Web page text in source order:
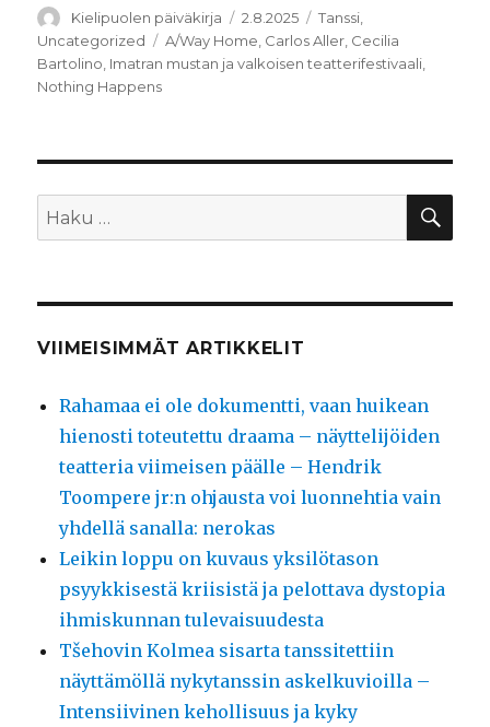
Kirjoittaja
Kielipuolen päiväkirja Julkaistu
2.8.2025 Kategoriat
Tanssi
Uncategorized
Avainsanat
A/Way Home, Carlos Aller, Cecilia
Bartolino, Imatran mustan ja valkoisen teatterifestivaali,
Nothing Happens
Etsi:
VIIMEISIMMÄT ARTIKKELIT
Rahamaa ei ole dokumentti, vaan huikean
hienosti toteutettu draama – näyttelijöiden
teatteria viimeisen päälle – Hendrik
Toompere jr:n ohjausta voi luonnehtia vain
yhdellä sanalla: nerokas
Leikin loppu on kuvaus yksilötason
psyykkisestä kriisistä ja pelottava dystopia
ihmiskunnan tulevaisuudesta
Tšehovin Kolmea sisarta tanssitettiin
näyttämöllä nykytanssin askelkuvioilla –
Intensiivinen kehollisuus ja kyky